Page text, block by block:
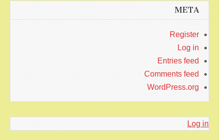
META
Register
Log in
Entries feed
Comments feed
WordPress.org
Log in